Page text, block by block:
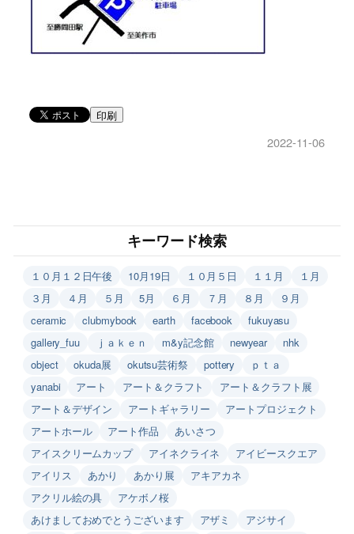
印刷
2022-11-06
キーワード検索
１０月１２日午後 10月19日 １０月５日 １１月
１月
３月
４月 ５月 5月 ６月 ７月 ８月
９月
ceramic
clubmybook earth facebook
fukuyasu
gallery_fuu
ｊａｋｅｎ m&y記念館 newyear
nhk
object
okuda展 okutsu芸術祭 pottery
ｐｔａ
yanabi
アート アート＆クラフト
アート＆クラフト展
アート＆デザイン
アートギャラリー
アートプロジェクト
アートホール
アート作品
あいさつ
アイスクリームカップ
アイネクライネ
アイビースクエア
アイリス
あかり あかり展
アキアカネ
アクリル絵の具
アケボノ桜
あけましておめでとうございます
アザミ
アジサイ